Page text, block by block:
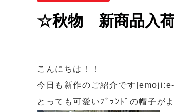
☆秋物 新商品入
こんにちは！！
今日も新作のご紹介です
とっても可愛いﾌﾞﾗﾝﾄﾞの帽子